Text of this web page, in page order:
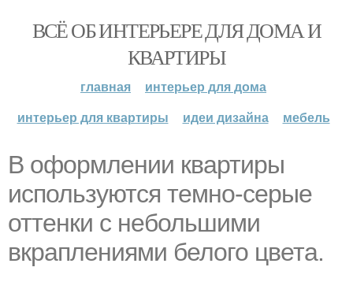
ВСЁ ОБ ИНТЕРЬЕРЕ ДЛЯ ДОМА И
КВАРТИРЫ
главная
интерьер для дома
интерьер для квартиры
идеи дизайна мебель
В оформлении квартиры
используются темно-серые
оттенки с небольшими
вкраплениями белого цвета.